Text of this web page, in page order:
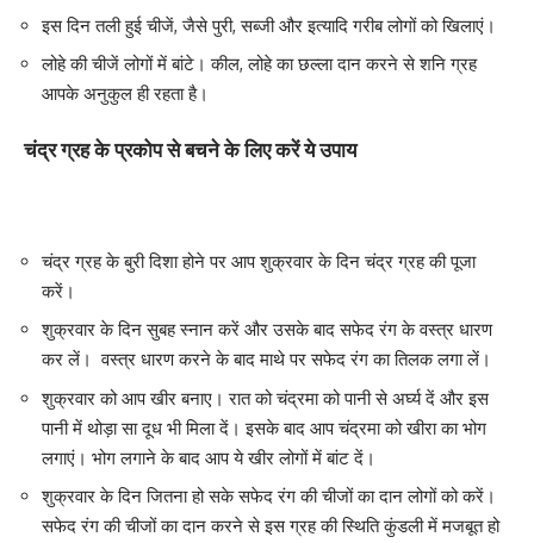
इस दिन तली हुई चीजें, जैसे पुरी, सब्जी और इत्यादि गरीब लोगों को खिलाएं।
लोहे की चीजें लोगों में बांटे। कील, लोहे का छल्ला दान करने से शनि ग्रह
आपके अनुकुल ही रहता है।
चंद्र ग्रह के प्रकोप से बचने के लिए करें ये उपाय
चंद्र ग्रह के बुरी दिशा होने पर आप शुक्रवार के दिन चंद्र ग्रह की पूजा
करें।
शुक्रवार के दिन सुबह स्नान करें और उसके बाद सफेद रंग के वस्त्र धारण
कर लें। वस्त्र धारण करने के बाद माथे पर सफेद रंग का तिलक लगा लें।
शुक्रवार को आप खीर बनाए। रात को चंद्रमा को पानी से अर्घ्य दें और इस
पानी में थोड़ा सा दूध भी मिला दें। इसके बाद आप चंद्रमा को खीरा का भोग
लगाएं। भोग लगाने के बाद आप ये खीर लोगों में बांट दें।
शुक्रवार के दिन जितना हो सके सफेद रंग की चीजों का दान लोगों को करें।
सफेद रंग की चीजों का दान करने से इस ग्रह की स्थिति कुंडली में मजबूत हो